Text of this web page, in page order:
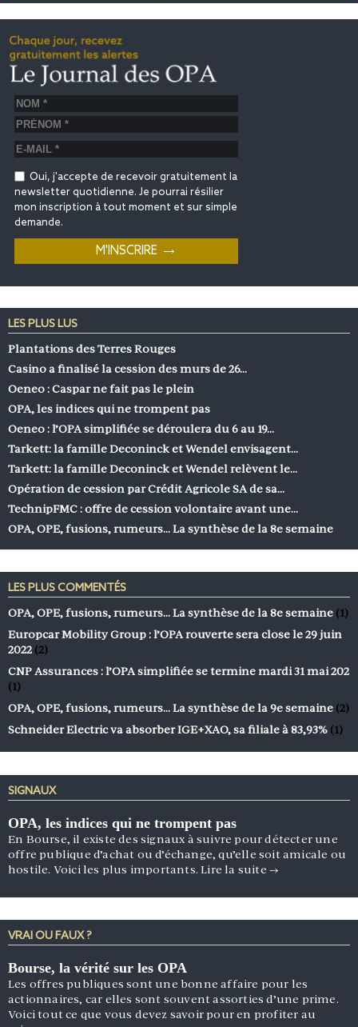
Oui, j'accepte de recevoir gratuitement la
newsletter quotidienne. Je pourrai résilier
mon inscription à tout moment et sur simple
demande.
LES PLUS LUS
Plantations des Terres Rouges
Casino a finalisé la cession des murs de 26…
Oeneo : Caspar ne fait pas le plein
OPA, les indices qui ne trompent pas
Oeneo : l’OPA simplifiée se déroulera du 6 au 19…
Tarkett: la famille Deconinck et Wendel envisagent…
Tarkett: la famille Deconinck et Wendel relèvent le…
Opération de cession par Crédit Agricole SA de sa…
TechnipFMC : offre de cession volontaire avant une…
OPA, OPE, fusions, rumeurs… La synthèse de la 8e semaine
LES PLUS COMMENTÉS
OPA, OPE, fusions, rumeurs… La synthèse de la 8e semaine (1)
Europcar Mobility Group : l’OPA rouverte sera close le 29 juin
2022 (2)
CNP Assurances : l’OPA simplifiée se termine mardi 31 mai 202
(1)
OPA, OPE, fusions, rumeurs… La synthèse de la 9e semaine (2)
Schneider Electric va absorber IGE+XAO, sa filiale à 83,93% (1)
SIGNAUX
OPA, les indices qui ne trompent pas
En Bourse, il existe des signaux à suivre pour détecter une
offre publique d’achat ou d’échange, qu’elle soit amicale ou
hostile. Voici les plus importants.Lire la suite →
VRAI OU FAUX ?
Bourse, la vérité sur les OPA
Les offres publiques sont une bonne affaire pour les
actionnaires, car elles sont souvent assorties d’une prime.
Voici tout ce que vous devez savoir pour en profiter au